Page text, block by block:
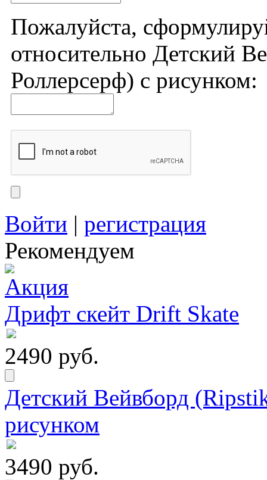
Пожалуйста,
относительно Детский
Роллерсерф) с рисунком:
Войти | регистрация
Рекомендуем
Дрифт скейт Drift Skate
2490 руб.
Детский Вейвборд
рисунком
3490 руб.